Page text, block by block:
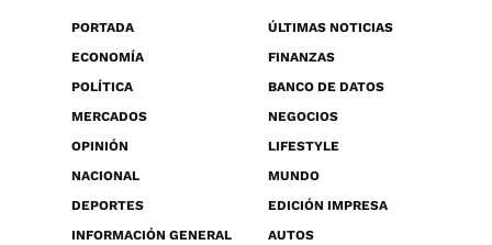
PORTADA
ÚLTIMAS NOTICIAS
ECONOMÍA
FINANZAS
POLÍTICA
BANCO DE DATOS
MERCADOS
NEGOCIOS
OPINIÓN
LIFESTYLE
NACIONAL
MUNDO
DEPORTES
EDICIÓN IMPRESA
INFORMACIÓN GENERAL
AUTOS